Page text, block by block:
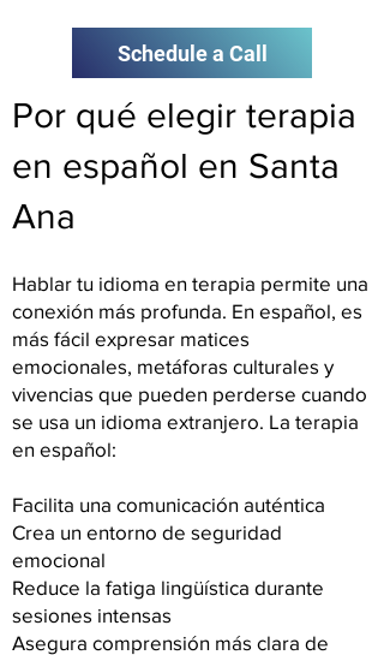
Schedule a Call
Por qué elegir terapia
en español en Santa
Ana
Hablar tu idioma en terapia permite una
conexión más profunda. En español, es
más fácil expresar matices
emocionales, metáforas culturales y
vivencias que pueden perderse cuando
se usa un idioma extranjero. La terapia
en español:
Facilita una comunicación auténtica
Crea un entorno de seguridad
emocional
Reduce la fatiga lingüística durante
sesiones intensas
Asegura comprensión más clara de